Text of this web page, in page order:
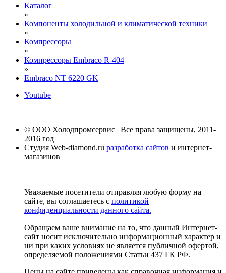
Каталог
»
Компоненты холодильной и климатической техники
»
Компрессоры
»
Компрессоры Embraco R-404
»
Embraco NT 6220 GK
Youtube
© ООО Холодпромсервис | Все права защищены, 2011-
2016 год
Студия Web-diamond.ru разработка сайтов и интернет-
магазинов
Уважаемые посетители отправляя любую форму на
сайте, вы соглашаетесь с политикой
конфиденциальности данного сайта.
Обращаем ваше внимание на то, что данный Интернет-
сайт носит исключительно информационный характер и
ни при каких условиях не является публичной офертой,
определяемой положениями Статьи 437 ГК РФ.